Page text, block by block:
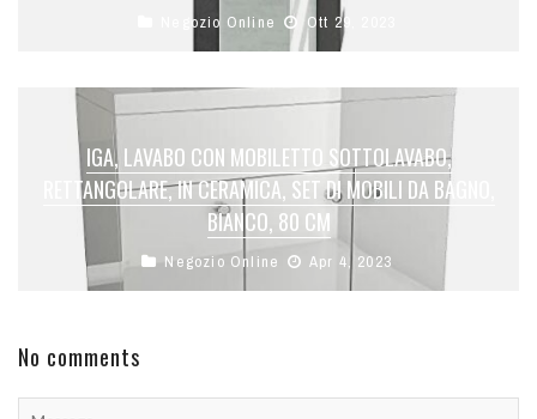
Negozio Online Ott 29, 2023
IGA, LAVABO CON MOBILETTO SOTTOLAVABO,
RETTANGOLARE, IN CERAMICA, SET DI MOBILI DA BAGNO,
BIANCO, 80 CM
Negozio Online Apr 4, 2023
No comments